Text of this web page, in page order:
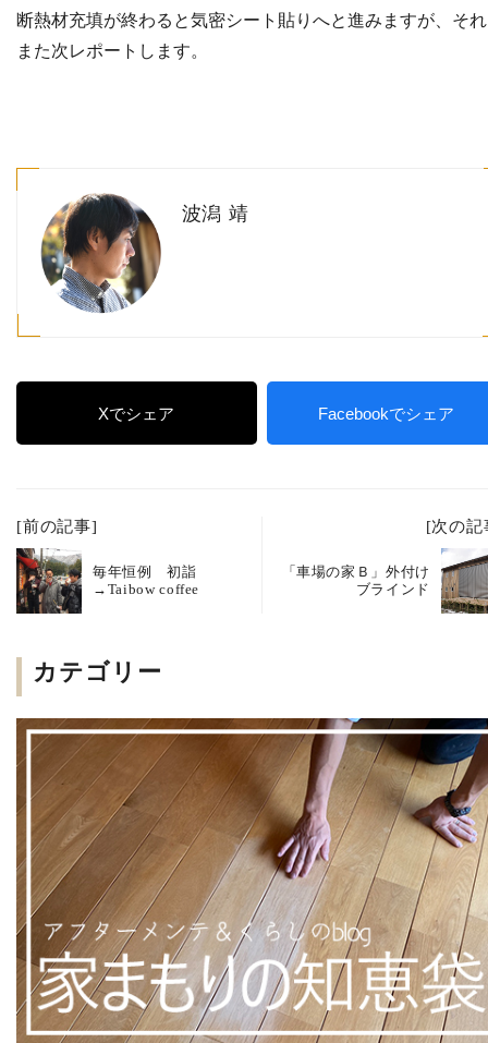
断熱材充填が終わると気密シート貼りへと進みますが、そ
また次レポートします。
波潟 靖
Xでシェア Facebookでシェア
[前の記事]
毎年恒例 初詣
→Taibow coffee
[次の記
「車場の家Ｂ」外付け
ブラインド
カテゴリー